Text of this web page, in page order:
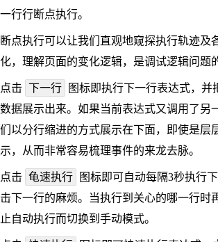
一行行断点执行。
断点执行可以让我们直观地窥探执行轨迹及
化，理解页面的变化逻辑，是调试逻辑问题
点击 下一行
图标即执行下一行表达式，并
数据展示出来。如果当前表达式又调用了另
们以分行缩进的方式展示在下面，即使是层
示，从而非常容易梳理事件的来龙去脉。
点击 龟速执行
图标即可自动每隔3秒执行
击下一行的麻烦。当执行到关心的哪一行时
止自动执行而切换到手动模式。